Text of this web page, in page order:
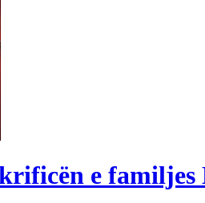
e familjes